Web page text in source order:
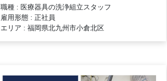
職種 : 医療器具の洗浄組立スタッフ
雇用形態 : 正社員
エリア : 福岡県北九州市小倉北区